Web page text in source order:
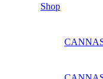
Shop